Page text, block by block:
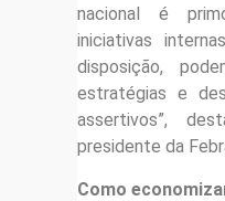
nacional é
iniciativas
disposição,
estratégias e
assertivos”,
presidente da
Como